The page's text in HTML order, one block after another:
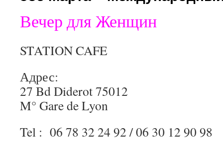
Вечер для Женщин
STATION CAFE
Адрес:
27 Bd Diderot 75012
M° Gare de Lyon
Tel : 06 78 32 24 92 / 06 30 12 90 98